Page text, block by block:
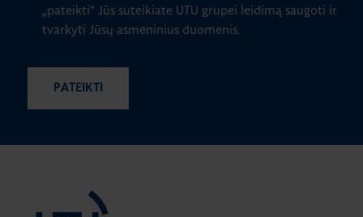
„pateikti" Jūs suteikiate UTU grupei leidimą saugoti ir
tvarkyti Jūsų asmeninius duomenis.